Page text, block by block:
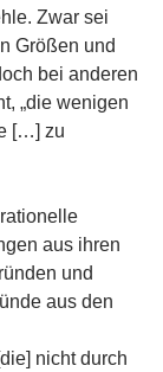
Zwar sei
Größen und
bei anderen
„die wenigen
[…] zu
aus ihren
und
aus den
nicht durch